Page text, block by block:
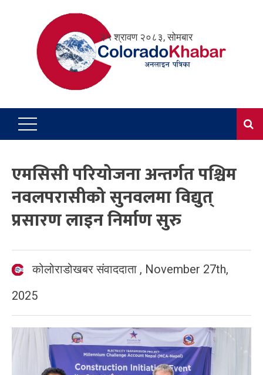
२५ श्रावण २०८३, सोमबार
एमसिसी परियोजना अन्तर्गत पश्चिम
नवलपरासीको सुनवलमा विद्युत्
प्रसारण लाइन निर्माण सुरु
कोलोराडोखबर संवाददाता , November 27th,
2025